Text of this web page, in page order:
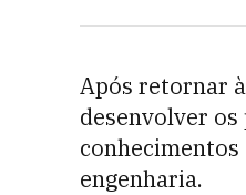
Após retornar
desenvolver
conhecimentos
engenharia.